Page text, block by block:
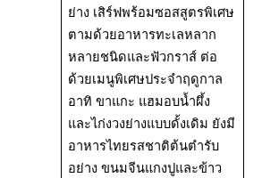
ย่าง เสิร์ฟพร้อมซอสสูตรพิเศษ
ตามด้วยอาหารทะเลหลาก
หลายชนิดและฟัวกราส์ ต่อ
ด้วยเมนูพิเศษประจำฤดูกาล
อาทิ ขาแกะ แฮมอบน้ำผึ้ง
และไก่งวงย่างแบบดั้งเดิม ยังมี
อาหารไทยรสชาติต้นตำรับ
อย่าง ขนมจีนแกงปูและข้าว